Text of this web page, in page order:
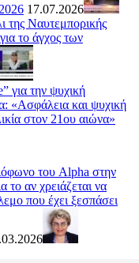
17.07.2026
της Ναυτεμπορικής
το άγχος των
για την ψυχική
«Ασφάλεια και ψυχική
στον 21ου αιώνα»
του Alpha στην
αν χρειάζεται να
που έχει ξεσπάσει